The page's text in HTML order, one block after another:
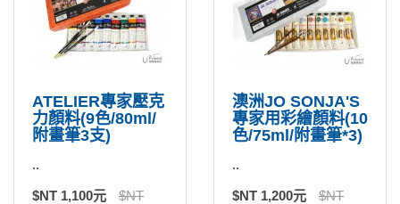
ATELIER專家壓克
力顏料(9色/80ml/
附畫筆3支)
..
$NT 1,100元
$NT
澳洲JO SONJA'S
專家用彩繪顏料(10
色/75ml/附畫筆*3)
..
$NT 1,200元
$NT